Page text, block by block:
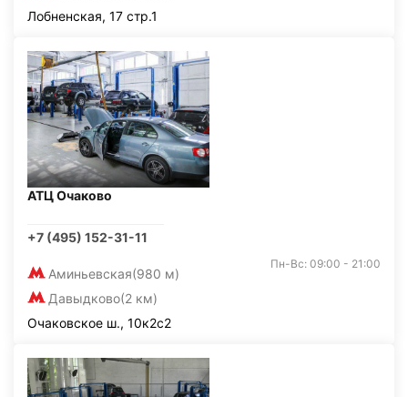
Лобненская, 17 стр.1
АТЦ Очаково
+7 (495) 152-31-11
Аминьевская(980 м)
Давыдково(2 км)
Пн-Вс: 09:00 - 21:00
Очаковское ш., 10к2с2